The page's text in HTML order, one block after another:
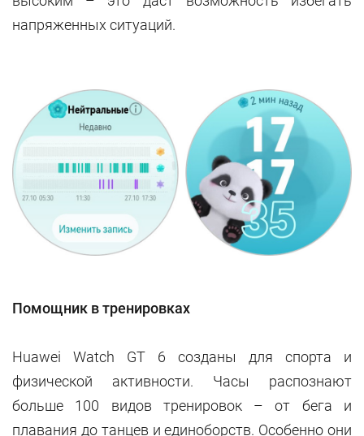
напряженных ситуаций.
Помощник в тренировках
Huawei Watch GT 6 созданы для спорта и
физической активности. Часы распознают
больше 100 видов тренировок – от бега и
плавания до танцев и единоборств. Особенно они